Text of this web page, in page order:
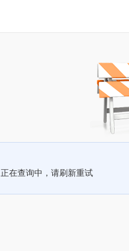
正在查询中，请刷新重试